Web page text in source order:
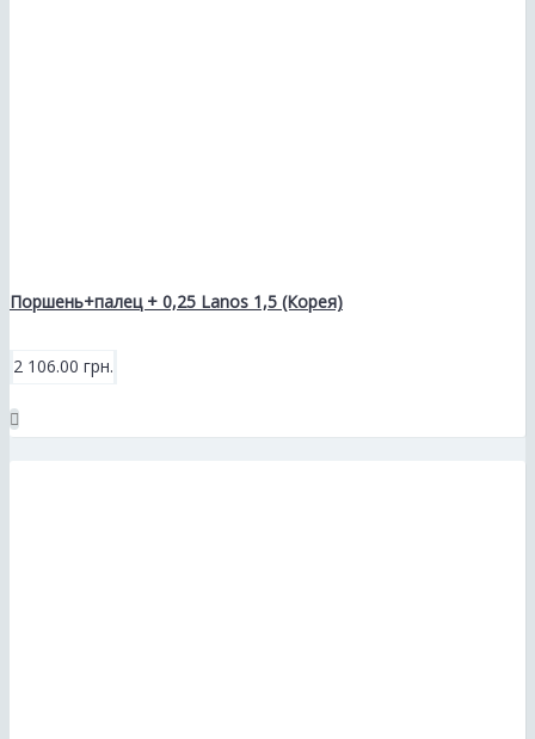
Поршень+палец + 0,25 Lanos 1,5 (Корея)
2 106.00 грн.